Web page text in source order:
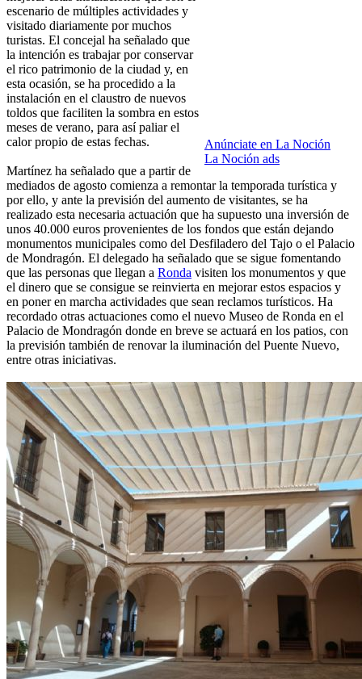
Anúnciate en La Noción
La Noción ads
escenario de múltiples actividades y
visitado diariamente por muchos
turistas. El concejal ha señalado que
la intención es trabajar por conservar
el rico patrimonio de la ciudad y, en
esta ocasión, se ha procedido a la
instalación en el claustro de nuevos
toldos que faciliten la sombra en estos
meses de verano, para así paliar el
calor propio de estas fechas.
Martínez ha señalado que a partir de
mediados de agosto comienza a remontar la temporada turística y
por ello, y ante la previsión del aumento de visitantes, se ha
realizado esta necesaria actuación que ha supuesto una inversión de
unos 40.000 euros provenientes de los fondos que están dejando
monumentos municipales como del Desfiladero del Tajo o el Palacio
de Mondragón. El delegado ha señalado que se sigue fomentando
que las personas que llegan a Ronda visiten los monumentos y que
el dinero que se consigue se reinvierta en mejorar estos espacios y
en poner en marcha actividades que sean reclamos turísticos. Ha
recordado otras actuaciones como el nuevo Museo de Ronda en el
Palacio de Mondragón donde en breve se actuará en los patios, con
la previsión también de renovar la iluminación del Puente Nuevo,
entre otras iniciativas.